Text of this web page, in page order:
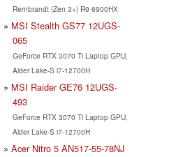
Rembrandt (Zen 3+) R9 6900HX
MSI Stealth GS77 12UGS-
065
GeForce RTX 3070 Ti Laptop GPU,
Alder Lake-S i7-12700H
MSI Raider GE76 12UGS-
493
GeForce RTX 3070 Ti Laptop GPU,
Alder Lake-S i7-12700H
Acer Nitro 5 AN517-55-78NJ